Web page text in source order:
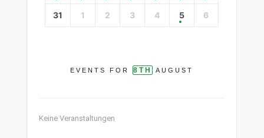
31 1 2 3 4 5 6
EVENTS FOR 8TH AUGUST
Keine Veranstaltungen